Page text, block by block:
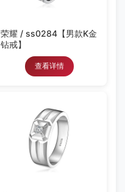
荣耀 / ss0284【男款K金
钻戒】
查看详情